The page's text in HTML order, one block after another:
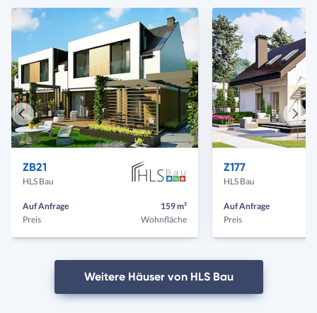
ZB21
HLS Bau
Auf Anfrage
Preis
159 m²
Wohnfläche
Z177
HLS Bau
Auf Anfrage
Preis
Vorheriges
Haus
Haus
Weitere Häuser von HLS Bau